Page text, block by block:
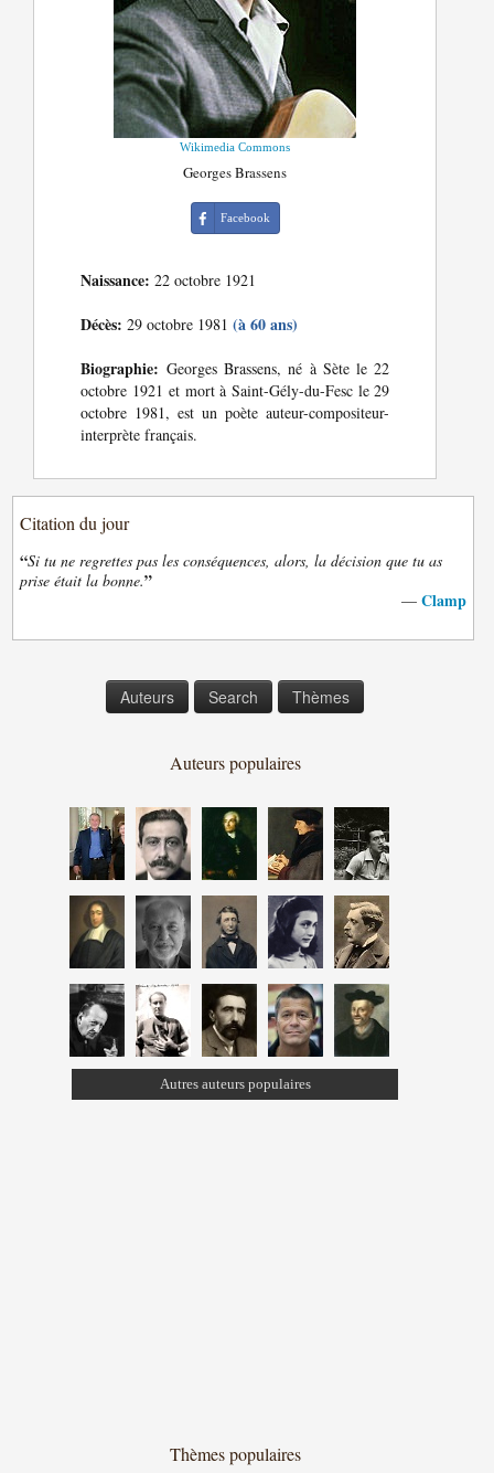
Wikimedia Commons
Georges Brassens
Facebook
Naissance: 22 octobre 1921
Décès: 29 octobre 1981(à 60 ans)
Biographie: Georges Brassens, né à Sète le 22
octobre 1921 et mort à Saint-Gély-du-Fesc le 29
octobre 1981, est un poète auteur-compositeur-
interprète français.
Citation du jour
“Si tu ne regrettes pas les conséquences, alors, la décision que tu as
prise était la bonne.”
— Clamp
Auteurs Search Thèmes
Auteurs populaires
Autres auteurs populaires
Thèmes populaires